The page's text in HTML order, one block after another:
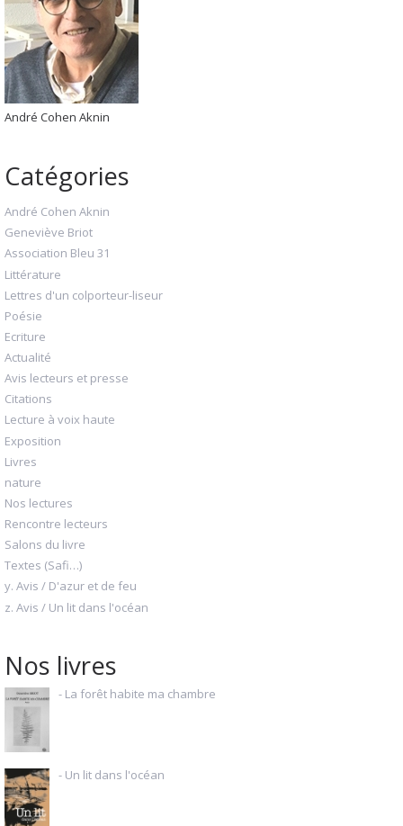
André Cohen Aknin
Catégories
André Cohen Aknin
Geneviève Briot
Association Bleu 31
Littérature
Lettres d'un colporteur-liseur
Poésie
Ecriture
Actualité
Avis lecteurs et presse
Citations
Lecture à voix haute
Exposition
Livres
nature
Nos lectures
Rencontre lecteurs
Salons du livre
Textes (Safi…)
y. Avis / D'azur et de feu
z. Avis / Un lit dans l'océan
Nos livres
- La forêt habite ma chambre
- Un lit dans l'océan